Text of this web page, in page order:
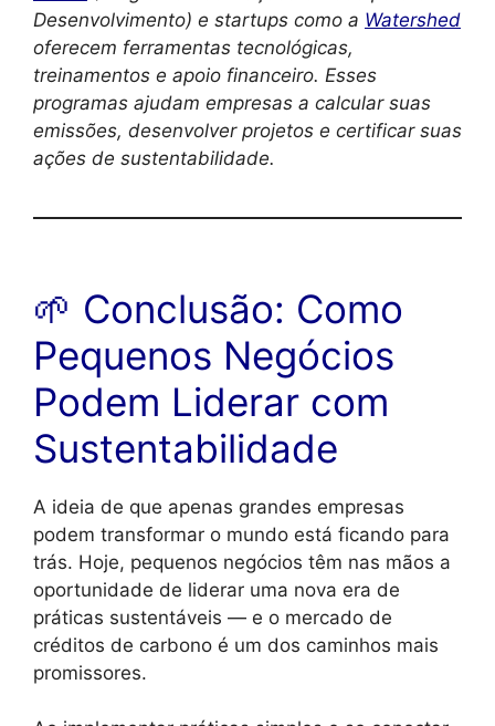
Desenvolvimento) e startups como a Watershed
oferecem ferramentas tecnológicas,
treinamentos e apoio financeiro. Esses
programas ajudam empresas a calcular suas
emissões, desenvolver projetos e certificar suas
ações de sustentabilidade.
🌱 Conclusão: Como
Pequenos Negócios
Podem Liderar com
Sustentabilidade
A ideia de que apenas grandes empresas
podem transformar o mundo está ficando para
trás. Hoje, pequenos negócios têm nas mãos a
oportunidade de liderar uma nova era de
práticas sustentáveis — e o mercado de
créditos de carbono é um dos caminhos mais
promissores.